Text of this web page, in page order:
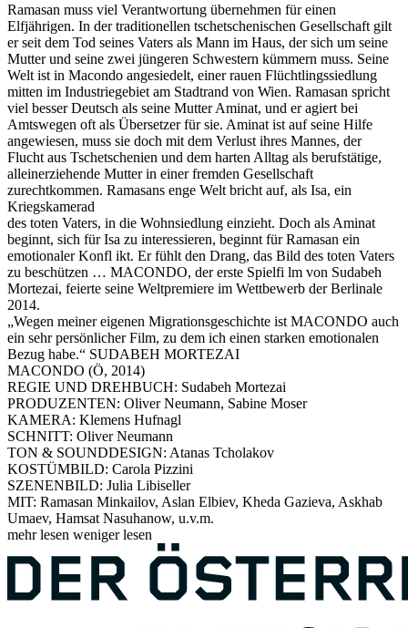
Ramasan muss viel Verantwortung übernehmen für einen
Elfjährigen. In der traditionellen tschetschenischen Gesellschaft gilt
er seit dem Tod seines Vaters als Mann im Haus, der sich um seine
Mutter und seine zwei jüngeren Schwestern kümmern muss. Seine
Welt ist in Macondo angesiedelt, einer rauen Flüchtlingssiedlung
mitten im Industriegebiet am Stadtrand von Wien. Ramasan spricht
viel besser Deutsch als seine Mutter Aminat, und er agiert bei
Amtswegen oft als Übersetzer für sie. Aminat ist auf seine Hilfe
angewiesen, muss sie doch mit dem Verlust ihres Mannes, der
Flucht aus Tschetschenien und dem harten Alltag als berufstätige,
alleinerziehende Mutter in einer fremden Gesellschaft
zurechtkommen. Ramasans enge Welt bricht auf, als Isa, ein
Kriegskamerad
des toten Vaters, in die Wohnsiedlung einzieht. Doch als Aminat
beginnt, sich für Isa zu interessieren, beginnt für Ramasan ein
emotionaler Konfl ikt. Er fühlt den Drang, das Bild des toten Vaters
zu beschützen … MACONDO, der erste Spielfi lm von Sudabeh
Mortezai, feierte seine Weltpremiere im Wettbewerb der Berlinale
2014.
„Wegen meiner eigenen Migrationsgeschichte ist MACONDO auch
ein sehr persönlicher Film, zu dem ich einen starken emotionalen
Bezug habe.“ SUDABEH MORTEZAI
MACONDO (Ö, 2014)
REGIE UND DREHBUCH: Sudabeh Mortezai
PRODUZENTEN: Oliver Neumann, Sabine Moser
KAMERA: Klemens Hufnagl
SCHNITT: Oliver Neumann
TON & SOUNDDESIGN: Atanas Tcholakov
KOSTÜMBILD: Carola Pizzini
SZENENBILD: Julia Libiseller
MIT: Ramasan Minkailov, Aslan Elbiev, Kheda Gazieva, Askhab
Umaev, Hamsat Nasuhanow, u.v.m.
mehr lesen weniger lesen